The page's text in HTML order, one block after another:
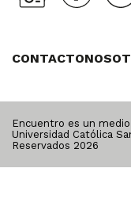
CONTACTO
Encuentro es un
Universidad Católica
Reservados 2026